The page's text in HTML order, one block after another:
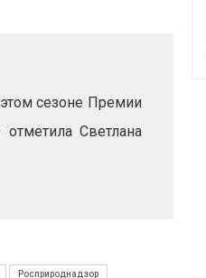
сезоне Премии
Светлана
Росприроднадзор